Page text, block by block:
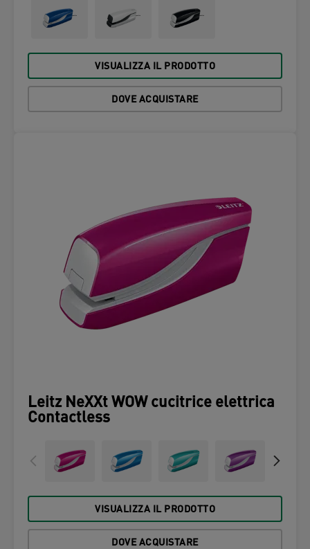
VISUALIZZA IL PRODOTTO
DOVE ACQUISTARE
Leitz NeXXt WOW cucitrice elettrica
Contactless
VISUALIZZA IL PRODOTTO
DOVE ACQUISTARE